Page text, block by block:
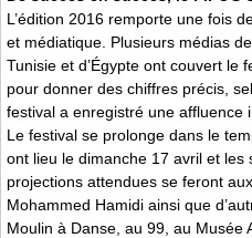
L’édition 2016 remporte une fois
et médiatique. Plusieurs médias
Tunisie et d’Égypte ont couvert le
pour donner des chiffres précis,
festival a enregistré une affluence
Le festival se prolonge dans le
ont lieu le dimanche 17 avril et les
projections attendues se feront
Mohammed Hamidi ainsi que
Moulin à Danse, au 99, au Musée